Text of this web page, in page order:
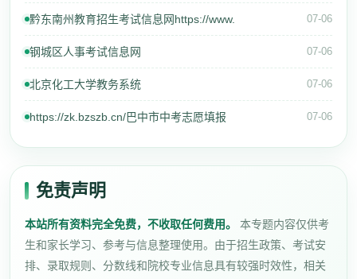
黔东南州教育招生考试信息网https://www. 07-06
钢城区人事考试信息网 07-06
北京化工大学教务系统 07-06
https://zk.bzszb.cn/巴中市中考志愿填报 07-06
免责声明
本站所有资料完全免费，不收取任何费用。
本专题内容仅供考
生和家长学习、参考与信息整理使用。由于招生政策、考试安
排、录取规则、分数线和院校专业信息具有较强时效性，相关